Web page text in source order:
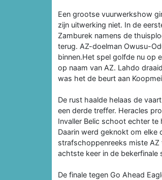
Een grootse vuurwerkshow
zijn uitwerking niet. In de
Zamburek namens de
terug. AZ-doelman Owusu-
binnen.Het spel golfde nu op
op naam van AZ. Lahdo
was het de beurt aan
De rust haalde helaas de
een derde treffer. Heracles
Invaller Belic schoot echter te
Daarin werd geknokt om elke
strafschoppenreeks miste AZ
achtste keer in de bekerfinale
De finale tegen Go Ahead